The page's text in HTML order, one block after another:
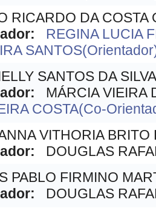
RICARDO DA COSTA
REGINA LUCIA
SANTOS DA SILVA
MÁRCIA VIEIRA
COSTA(Co-
VITHORIA BRITO
DOUGLAS
PABLO FIRMINO
DOUGLAS